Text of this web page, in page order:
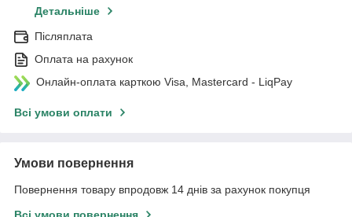
Детальніше
Післяплата
Оплата на рахунок
Онлайн-оплата карткою Visa, Mastercard - LiqPay
Всі умови оплати
Умови повернення
Повернення товару впродовж 14 днів за рахунок покупця